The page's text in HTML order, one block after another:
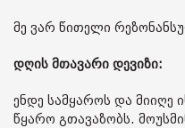
მე ვარ წითელი
დღის მთავარი დევიზი:
ენდე სამყაროს და მიიღე
წყარო გთავაზობს.